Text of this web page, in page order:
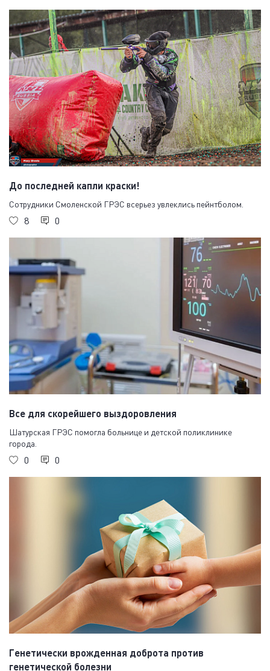
До последней капли краски!
Сотрудники Смоленской ГРЭС всерьез увлеклись пейнтболом.
8 0
Все для скорейшего выздоровления
Шатурская ГРЭС помогла больнице и детской поликлинике
города.
0 0
Генетически врожденная доброта против
генетической болезни